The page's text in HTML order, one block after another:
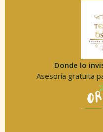
Donde lo
Asesoría gratuita